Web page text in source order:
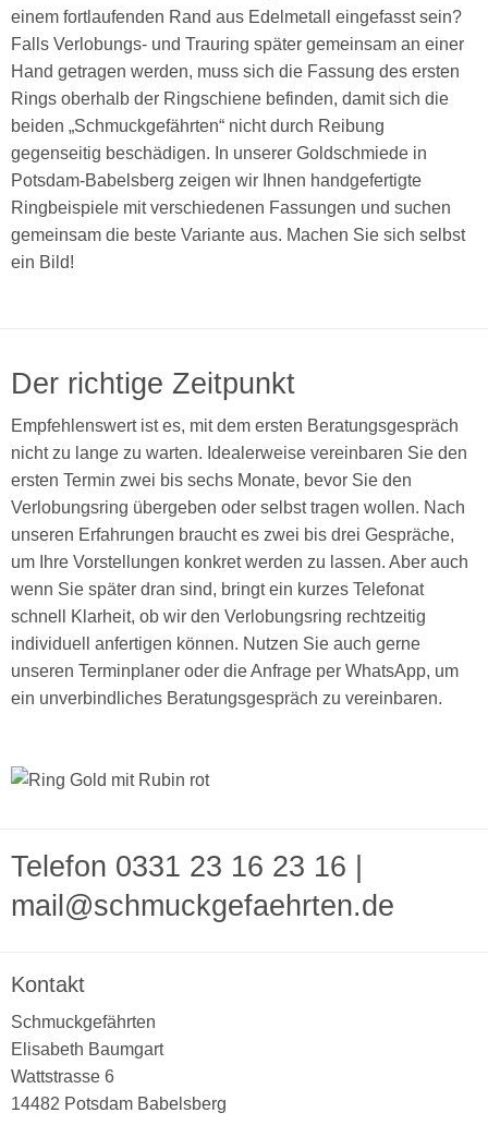
einem fortlaufenden Rand aus Edelmetall eingefasst sein?
Falls Verlobungs- und Trauring später gemeinsam an einer
Hand getragen werden, muss sich die Fassung des ersten
Rings oberhalb der Ringschiene befinden, damit sich die
beiden „Schmuckgefährten“ nicht durch Reibung
gegenseitig beschädigen. In unserer Goldschmiede in
Potsdam-Babelsberg zeigen wir Ihnen handgefertigte
Ringbeispiele mit verschiedenen Fassungen und suchen
gemeinsam die beste Variante aus. Machen Sie sich selbst
ein Bild!
Der richtige Zeitpunkt
Empfehlenswert ist es, mit dem ersten Beratungsgespräch
nicht zu lange zu warten. Idealerweise vereinbaren Sie den
ersten Termin zwei bis sechs Monate, bevor Sie den
Verlobungsring übergeben oder selbst tragen wollen. Nach
unseren Erfahrungen braucht es zwei bis drei Gespräche,
um Ihre Vorstellungen konkret werden zu lassen. Aber auch
wenn Sie später dran sind, bringt ein kurzes Telefonat
schnell Klarheit, ob wir den Verlobungsring rechtzeitig
individuell anfertigen können. Nutzen Sie auch gerne
unseren Terminplaner oder die Anfrage per WhatsApp, um
ein unverbindliches Beratungsgespräch zu vereinbaren.
Telefon 0331 23 16 23 16
mail@schmuckgefaehrten.de
Kontakt
Schmuckgefährten
Elisabeth Baumgart
Wattstrasse 6
14482 Potsdam Babelsberg